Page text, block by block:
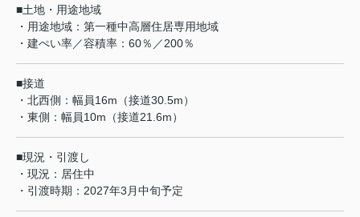
■土地・用途地域
・用途地域：第一種中高層住居専用地域
・建ぺい率／容積率：60％／200％
■接道
・北西側：幅員16m（接道30.5m）
・東側：幅員10m（接道21.6m）
■現況・引渡し
・現況：居住中
・引渡時期：2027年3月中旬予定